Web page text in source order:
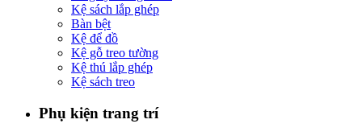
Kệ sách lắp ghép
Bàn bệt
Kệ để đồ
Kệ gỗ treo tường
Kệ thú lắp ghép
Kệ sách treo
Phụ kiện trang trí